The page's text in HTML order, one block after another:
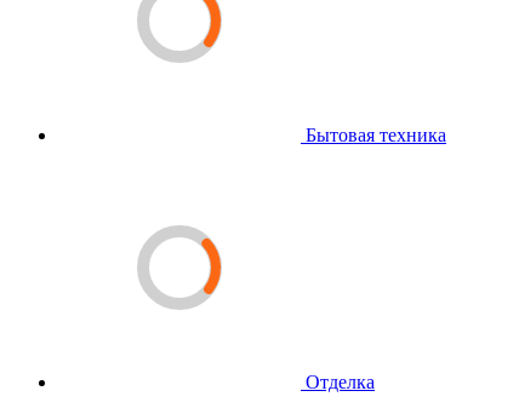
Бытовая техника
Отделка